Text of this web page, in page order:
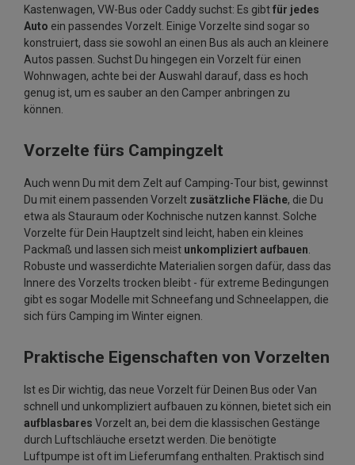
Kastenwagen, VW-Bus oder Caddy suchst: Es gibtfür jedes
Auto ein passendes Vorzelt. Einige Vorzelte sind sogar so
konstruiert, dass sie sowohl an einen Bus als auch an kleinere
Autos passen. Suchst Du hingegen ein Vorzelt für einen
Wohnwagen, achte bei der Auswahl darauf, dass es hoch
genug ist, um es sauber an den Camper anbringen zu
können.
Vorzelte fürs Campingzelt
Auch wenn Du mit dem Zelt auf Camping-Tour bist, gewinnst
Du mit einem passenden Vorzelt zusätzliche Fläche, die Du
etwa als Stauraum oder Kochnische nutzen kannst. Solche
Vorzelte für Dein Hauptzelt sind leicht, haben ein kleines
Packmaß und lassen sich meist unkompliziertaufbauen
Robuste und wasserdichte Materialien sorgen dafür, dass das
Innere des Vorzelts trocken bleibt - für extreme Bedingungen
gibt es sogar Modelle mit Schneefang und Schneelappen, die
sich fürs Camping im Winter eignen.
Praktische Eigenschaften von Vorzelten
Ist es Dir wichtig, das neue Vorzelt für Deinen Bus oder Van
schnell und unkompliziert aufbauen zu können, bietet sich ein
aufblasbares Vorzelt an, bei dem die klassischen Gestänge
durch Luftschläuche ersetzt werden. Die benötigte
Luftpumpe ist oft im Lieferumfang enthalten. Praktisch sind